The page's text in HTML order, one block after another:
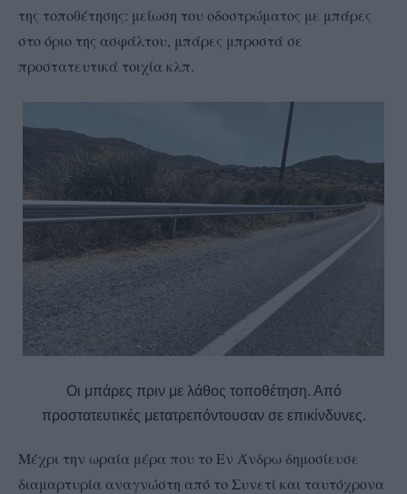
της τοποθέτησης: μείωση του οδοστρώματος με μπάρες
στο όριο της ασφάλτου, μπάρες μπροστά σε
προστατευτικά τοιχία κλπ.
Οι μπάρες πριν με λάθος τοποθέτηση. Από
προστατευτικές μετατρεπόντουσαν σε επικίνδυνες.
Μέχρι την ωραία μέρα που το Εν Άνδρω δημοσίευσε
διαμαρτυρία αναγνώστη από το Συνετί και ταυτόχρονα